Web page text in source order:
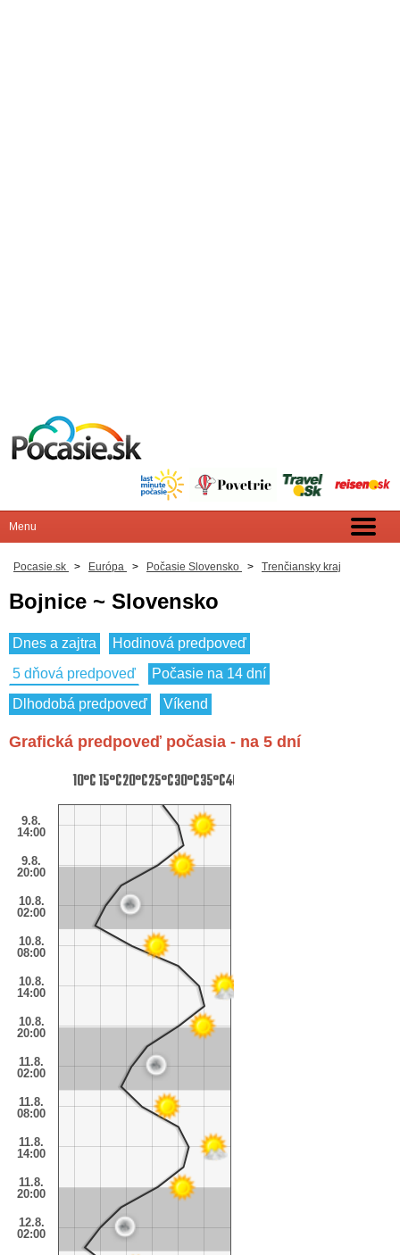
Pocasie.sk > Európa > Počasie Slovensko > Trenčiansky kraj
Bojnice ~ Slovensko
Dnes a zajtra
Hodinová predpoveď
5 dňová predpoveď
Počasie na 14 dní
Dlhodobá predpoveď
Víkend
Grafická predpoveď počasia - na 5 dní
9.8.
14:00
9.8.
20:00
10.8.
02:00
10.8.
08:00
10.8.
14:00
10.8.
20:00
11.8.
02:00
11.8.
08:00
11.8.
14:00
11.8.
20:00
12.8.
02:00
10°C15°C20°C25°C30°C35°C40°C